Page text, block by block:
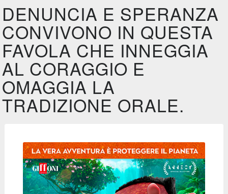
DENUNCIA E SPERANZA
CONVIVONO IN QUESTA
FAVOLA CHE INNEGGIA
AL CORAGGIO E
OMAGGIA LA
TRADIZIONE ORALE.